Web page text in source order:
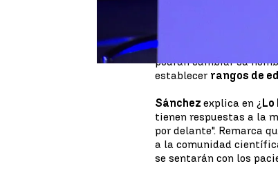
paterna o materna.
expediente de
podrán cambiar su
establecer rangos de
Sánchezexplica en ¿Lo
tienen respuestas a la
por delante". Remarca
a la comunidad
se sentarán con los